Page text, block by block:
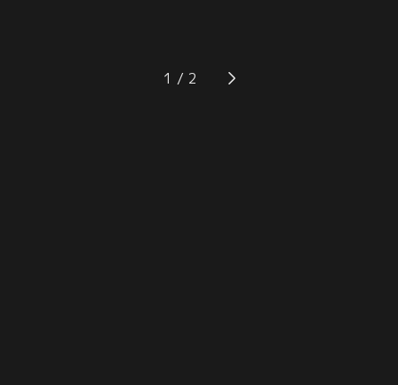
なんと遺体の周囲には、超大量のコ
ショウがまかれていたのだ…！
1